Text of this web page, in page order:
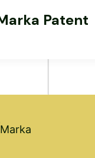
Patent